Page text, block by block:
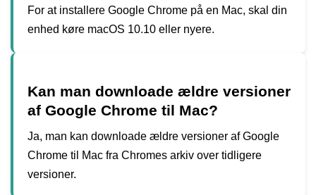
For at installere Google Chrome på en Mac, skal din
enhed køre macOS 10.10 eller nyere.
Kan man downloade ældre versioner
af Google Chrome til Mac?
Ja, man kan downloade ældre versioner af Google
Chrome til Mac fra Chromes arkiv over tidligere
versioner.